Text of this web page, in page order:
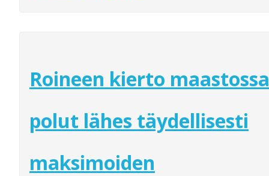
Roineen kierto maastossa
polut lähes täydellisesti
maksimoiden